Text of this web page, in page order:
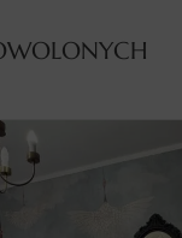
wnętrza.
do Zdjęć
wybór do wielu
sprawdzi
Możesz